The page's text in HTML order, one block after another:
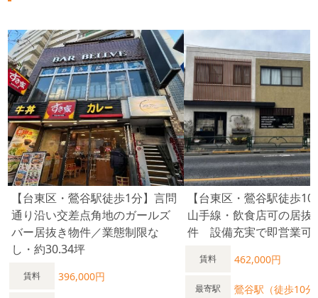
【台東区・鶯谷駅徒歩1分】言問
通り沿い交差点角地のガールズ
バー居抜き物件／業態制限な
し・約30.34坪
賃料 396,000円
【台東区・鶯谷駅徒歩10
山手線・飲食店可の居抜
件 設備充実で即営業可
賃料 462,000円
最寄駅 鶯谷駅（徒歩10分